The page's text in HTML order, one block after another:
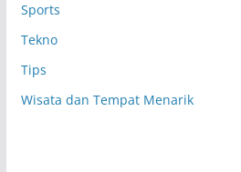
Sports
Tekno
Tips
Wisata dan Tempat Menarik